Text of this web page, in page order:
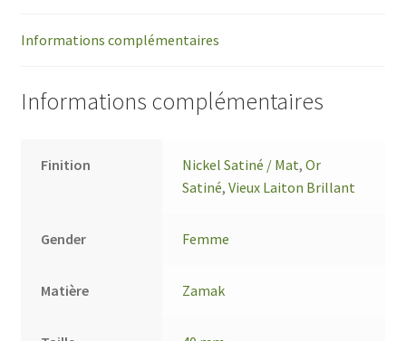
Informations complémentaires
Informations complémentaires
Finition Nickel Satiné / Mat,Or
Satiné,Vieux Laiton Brillant
Gender Femme
Matière Zamak